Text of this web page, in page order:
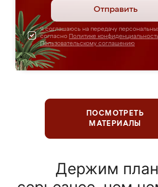
Отправить
Я соглашаюсь на передачу
согласно Политике
Пользовательскому соглашению
ПОСМОТРЕТЬ
МАТЕРИАЛЫ
Держим